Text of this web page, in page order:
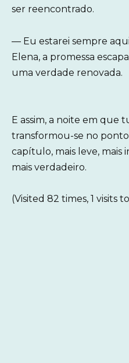
ser reencontrado.
— Eu estarei sempre
Elena, a promessa
uma verdade renovada.
E assim, a noite em que
transformou-se no
capítulo, mais leve, mais
mais verdadeiro.
(Visited 82 times, 1 visits